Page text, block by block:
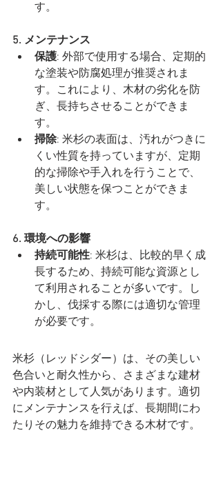
す。
5. メンテナンス
保護: 外部で使用する場合、定期的
な塗装や防腐処理が推奨されま
す。これにより、木材の劣化を防
ぎ、長持ちさせることができま
す。
掃除: 米杉の表面は、汚れがつきに
くい性質を持っていますが、定期
的な掃除や手入れを行うことで、
美しい状態を保つことができま
す。
6. 環境への影響
持続可能性: 米杉は、比較的早く成
長するため、持続可能な資源とし
て利用されることが多いです。し
かし、伐採する際には適切な管理
が必要です。
米杉（レッドシダー）は、その美しい
色合いと耐久性から、さまざまな建材
や内装材として人気があります。適切
にメンテナンスを行えば、長期間にわ
たりその魅力を維持できる木材です。